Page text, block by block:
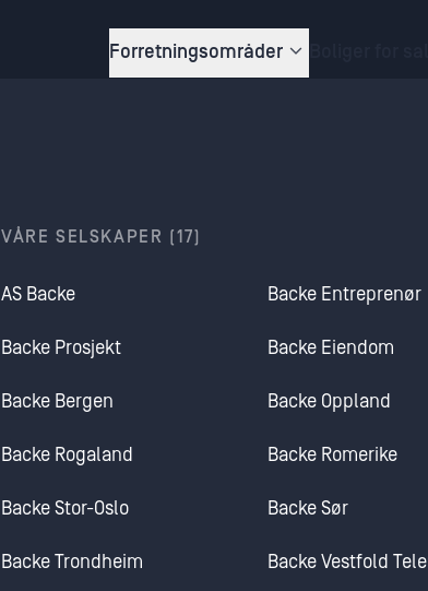
Forretningsområder
VÅRE SELSKAPER (17)
AS Backe Backe Entreprenør
Backe Prosjekt Backe Eiendom
Backe Bergen Backe Oppland
Backe Rogaland Backe Romerike
Backe Stor-Oslo Backe Sør
Backe Trondheim Backe Vestfold